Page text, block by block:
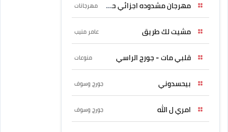
مهرجان مشدوده اجزائي حربونى مهرجانات
مشيت لك طريق عامر منيب
قلبي مات - جورج الراسي منوعات
بيحسدوني جورج وسوف
امري ل الله جورج وسوف